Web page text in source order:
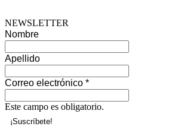
NEWSLETTER
Nombre
Apellido
Correo electrónico *
Este campo es obligatorio.